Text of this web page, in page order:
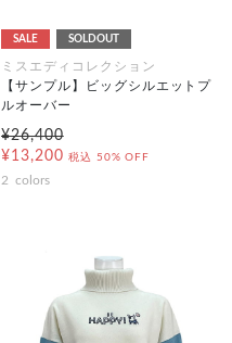
SALE SOLDOUT
ミスエディコレクション
【サンプル】ビッグシルエットプ
ルオーバー
¥26,400
¥13,200 税込 50% OFF
2 colors